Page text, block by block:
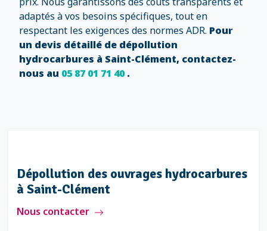
adaptés à vos besoins spécifiques, tout en
respectant les exigences des normes ADR. Pour
un devis détaillé de dépollution
hydrocarbures à Saint-Clément, contactez-
nous au 05 87 01 71 40.
réseaux hydrocarbures à
Dépollution